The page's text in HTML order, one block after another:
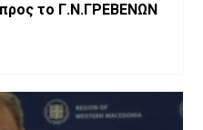
προς το Γ.Ν.ΓΡΕΒΕΝΩΝ